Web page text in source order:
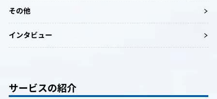
その他
インタビュー
サービスの紹介